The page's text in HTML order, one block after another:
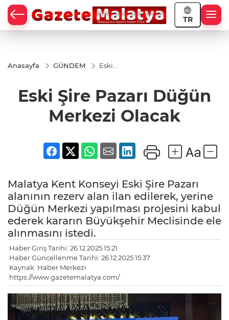
TR
Anasayfa GÜNDEM
Eski
Düğün
Merkezi
Eski Şire Pazarı Düğün
Merkezi Olacak
Malatya Kent Konseyi Eski Şire Pazarı
alanının rezerv alan ilan edilerek, yerine
Düğün Merkezi yapılması projesini kabul
ederek kararın Büyükşehir Meclisinde ele
alınmasını istedi.
Haber Giriş Tarihi: 26.12.2025 15:21
Haber Güncellenme Tarihi: 26.12.2025 15:37
Kaynak: Haber Merkezi
https://www.gazetemalatya.com/